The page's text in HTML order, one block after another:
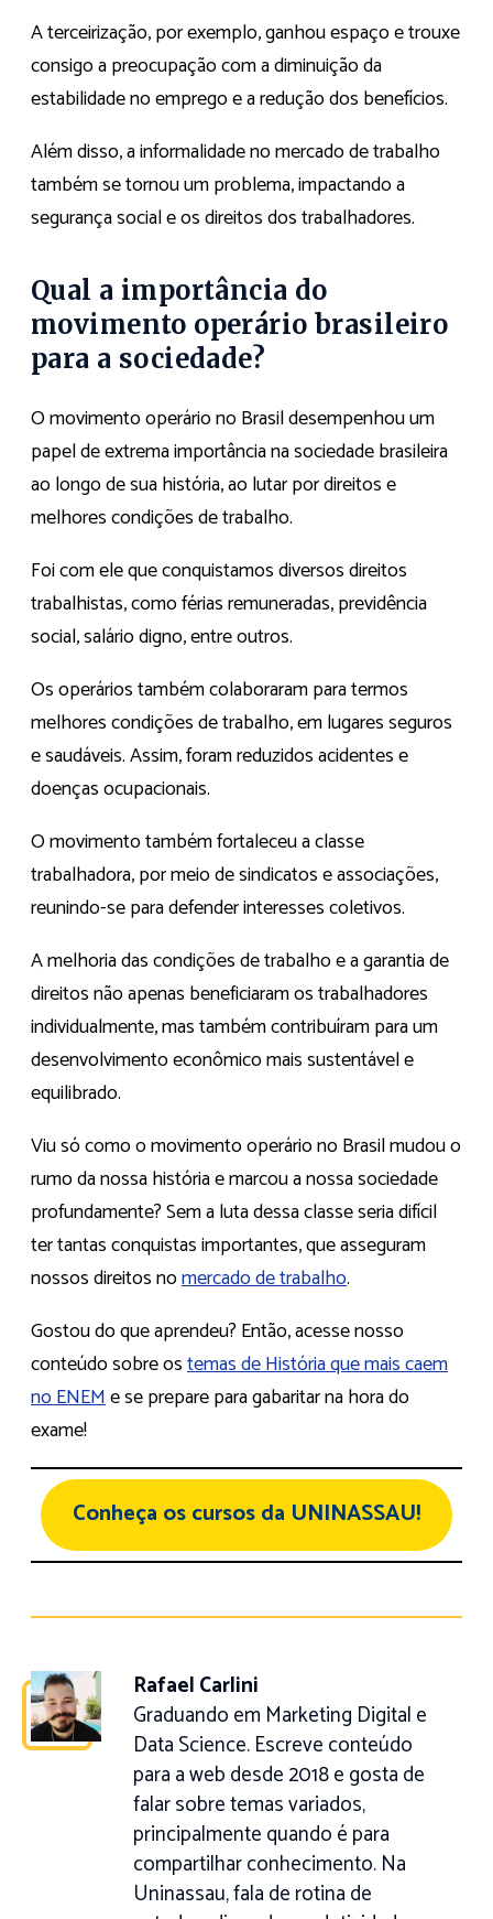
A terceirização, por exemplo, ganhou espaço e trouxe
consigo a preocupação com a diminuição da
estabilidade no emprego e a redução dos benefícios.
Além disso, a informalidade no mercado de trabalho
também se tornou um problema, impactando a
segurança social e os direitos dos trabalhadores.
Qual a importância do
movimento operário brasileiro
para a sociedade?
O movimento operário no Brasil desempenhou um
papel de extrema importância na sociedade brasileira
ao longo de sua história, ao lutar por direitos e
melhores condições de trabalho.
Foi com ele que conquistamos diversos direitos
trabalhistas, como férias remuneradas, previdência
social, salário digno, entre outros.
Os operários também colaboraram para termos
melhores condições de trabalho, em lugares seguros
e saudáveis. Assim, foram reduzidos acidentes e
doenças ocupacionais.
O movimento também fortaleceu a classe
trabalhadora, por meio de sindicatos e associações,
reunindo-se para defender interesses coletivos.
A melhoria das condições de trabalho e a garantia de
direitos não apenas beneficiaram os trabalhadores
individualmente, mas também contribuíram para um
desenvolvimento econômico mais sustentável e
equilibrado.
Viu só como o movimento operário no Brasil mudou o
rumo da nossa história e marcou a nossa sociedade
profundamente? Sem a luta dessa classe seria difícil
ter tantas conquistas importantes, que asseguram
nossos direitos nomercado de trabalho.
Gostou do que aprendeu? Então, acesse nosso
conteúdo sobre ostemas de História que mais caem
no ENEMe se prepare para gabaritar na hora do
exame!
Conheça os cursos da UNINASSAU!
Rafael Carlini
Graduando em Marketing Digital e
Data Science. Escreve conteúdo
para a web desde 2018 e gosta de
falar sobre temas variados,
principalmente quando é para
compartilhar conhecimento. Na
Uninassau, fala de rotina de